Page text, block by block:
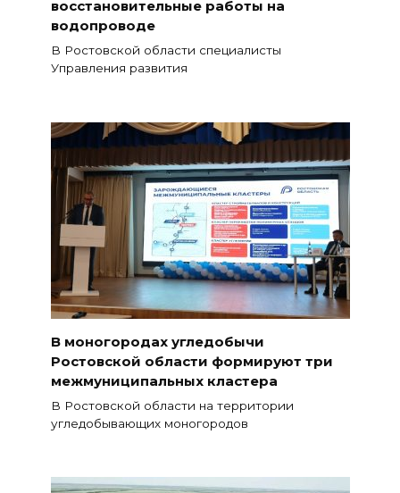
восстановительные работы на
водопроводе
В Ростовской области специалисты
Управления развития
В моногородах угледобычи
Ростовской области формируют три
межмуниципальных кластера
В Ростовской области на территории
угледобывающих моногородов